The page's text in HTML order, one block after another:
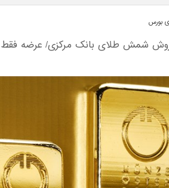
بورس
شمش طلای بانک مرکزی/ عرضه فقط